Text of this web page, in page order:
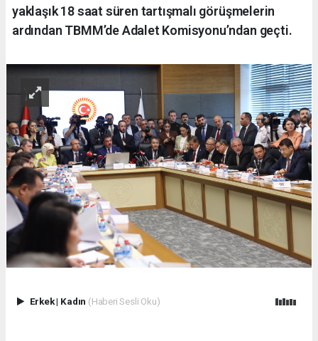
yaklaşık 18 saat süren tartışmalı görüşmelerin
ardından TBMM’de Adalet Komisyonu’ndan geçti.
Erkek| Kadın (Haberi Sesli Oku)